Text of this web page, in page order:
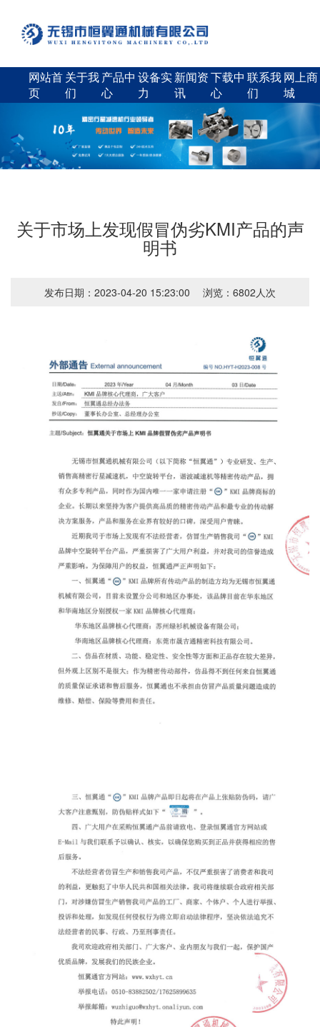
网站首
页
关于我
们
产品中
心
设备实
力
新闻资
讯
下载中
心
联系我
们
网上商
城
关于市场上发现假冒伪劣KMI产品的声
明书
发布日期：2023-04-20 15:23:00 浏览：6802人次